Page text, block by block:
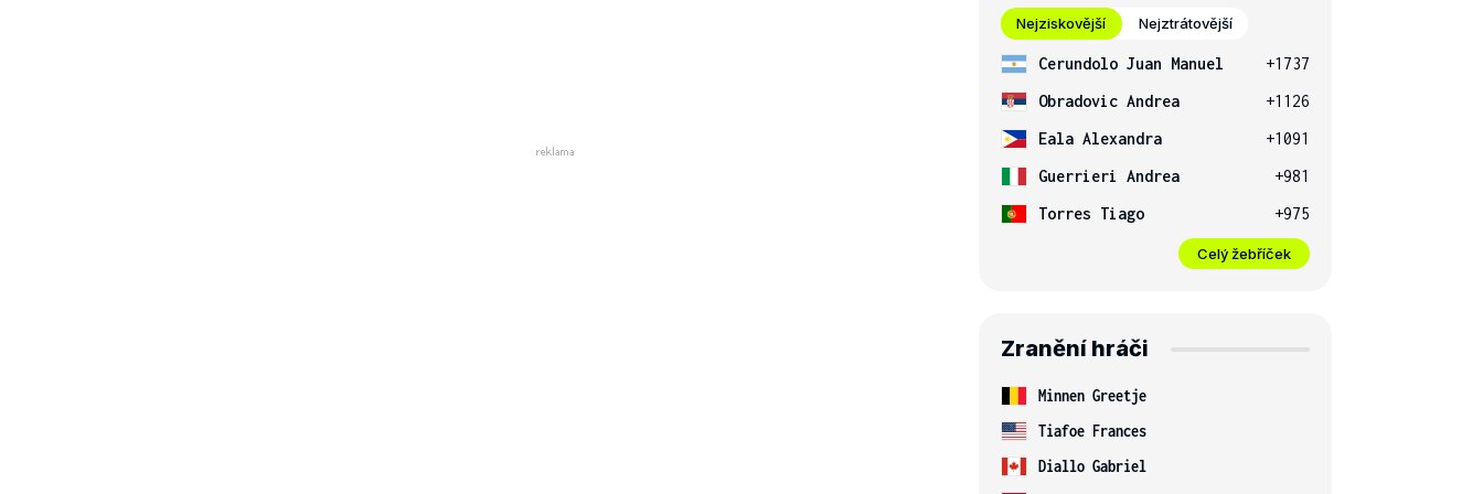
Nejziskovější Nejztrátovější
Cerundolo Juan Manuel
+1737
Obradovic Andrea
+1126
Eala Alexandra
+1091
Guerrieri Andrea
+981
Torres Tiago
+975
Celý žebříček
Zranění hráči
Minnen Greetje
Tiafoe Frances
Diallo Gabriel